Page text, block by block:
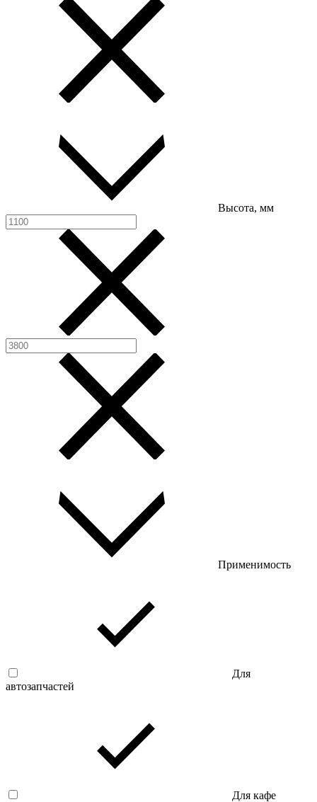
Высота, мм
Применимость
Для
автозапчастей
Для кафе